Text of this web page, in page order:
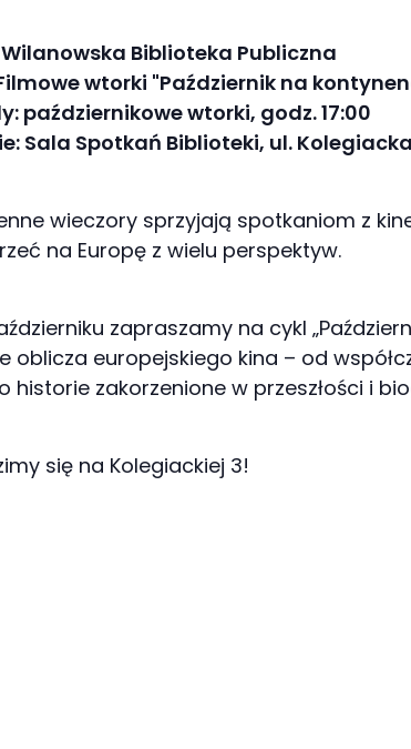
Biblioteka Publiczna
wtorki "Październik na
październikowe wtorki, godz. 17:00
Sala Spotkań Biblioteki, ul.
wieczory sprzyjają spotkaniom z
na Europę z wielu perspektyw.
zapraszamy na cykl
oblicza europejskiego kina – od
historie zakorzenione w przeszłości i
się na Kolegiackiej 3!